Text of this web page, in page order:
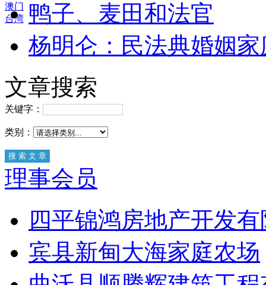
澳门
台湾 鸭子、麦田和法官
杨明仑：民法典婚姻
文章搜索
关键字：
类别：
理事会员
四平锦鸿房地产开发
宾县新甸大海家庭农场